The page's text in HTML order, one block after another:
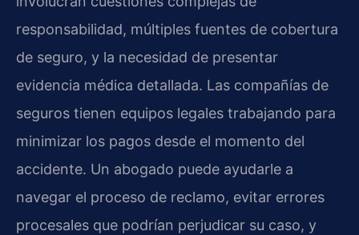
responsabilidad, múltiples fuentes de cobertura
de seguro, y la necesidad de presentar
evidencia médica detallada. Las compañías de
seguros tienen equipos legales trabajando para
minimizar los pagos desde el momento del
accidente. Un abogado puede ayudarle a
navegar el proceso de reclamo, evitar errores
procesales que podrían perjudicar su caso, y